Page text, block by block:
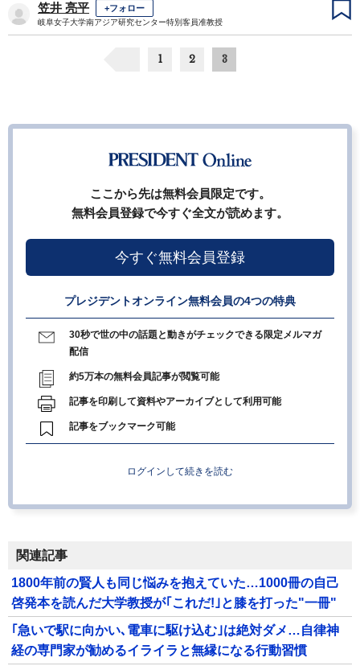
笠井 亮平 +フォロー
岐阜女子大学南アジア研究センター特別客員准教授
1 2 3
ここから先は無料会員限定です。
無料会員登録で今すぐ全文が読めます。
今すぐ無料会員登録
プレジデントオンライン無料会員の4つの特典
30秒で世の中の話題と動きがチェックできる限定メルマガ
配信
約5万本の無料会員記事が閲覧可能
記事を印刷して資料やアーカイブとして利用可能
記事をブックマーク可能
ログインして続きを読む
関連記事
1800年前の賢人も同じ悩みを抱えていた…1000冊の自己
啓発本を読んだ大学教授が｢これだ!｣と膝を打った"一冊"
｢急いで駅に向かい､電車に駆け込む｣は絶対ダメ…自律神
経の専門家が勧めるイライラと無縁になる行動習慣